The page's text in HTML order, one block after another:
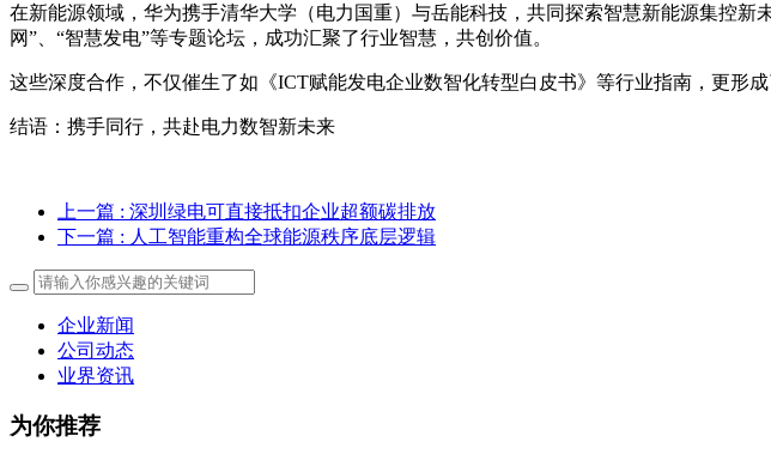
在新能源领域，华为携手清华大学（电力国重）与岳能科技，共同探索智慧新能源集控
网”、“智慧发电”等专题论坛，成功汇聚了行业智慧，共创价值。
这些深度合作，不仅催生了如《ICT赋能发电企业数智化转型白皮书》等行业指南，更形
结语：携手同行，共赴电力数智新未来
上一篇 : 深圳绿电可直接抵扣企业超额碳排放
下一篇 : 人工智能重构全球能源秩序底层逻辑
企业新闻
公司动态
业界资讯
为你推荐